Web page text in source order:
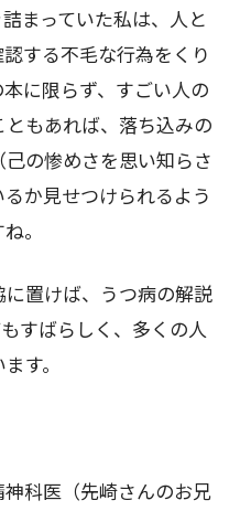
まっていた私は、人と
する不毛な行為をくり
に限らず、すごい人の
もあれば、落ち込みの
の惨めさを思い知らさ
か見せつけられるよう
。
置けば、うつ病の解説
すばらしく、多くの人
す。
科医（先崎さんのお兄